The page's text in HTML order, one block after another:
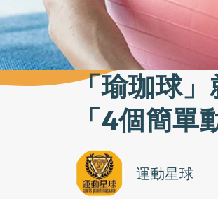
「瑜珈球
「4個簡
運動星球